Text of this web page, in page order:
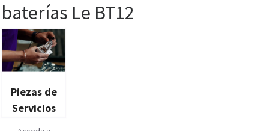
baterías Le BT12
Piezas de
Servicios